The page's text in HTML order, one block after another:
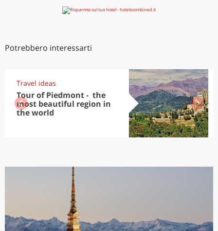
Potrebbero interessarti
Travel ideas
Tour of Piedmont - the
most beautiful region in
the world